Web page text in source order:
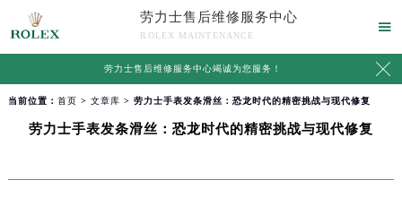
劳力士售后维修服务中心
ROLEX MAINTENANCE

劳力士售后维修服务中心竭诚为您服务！ 
当前位置： 首页 > 文章库 > 劳力士手表发条滑丝：恐龙时代的精密挑战与现代修复
劳力士手表发条滑丝：恐龙时代的精密挑战与现代修复